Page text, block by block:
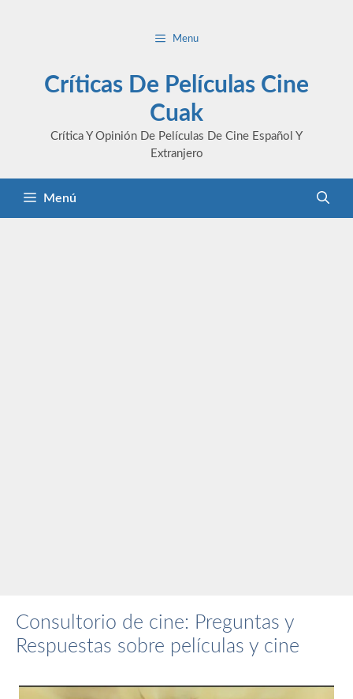
Menu
Críticas De Películas Cine
Cuak
Crítica Y Opinión De Películas De Cine Español Y
Extranjero
Menú
Consultorio de cine: Preguntas y
Respuestas sobre películas y cine